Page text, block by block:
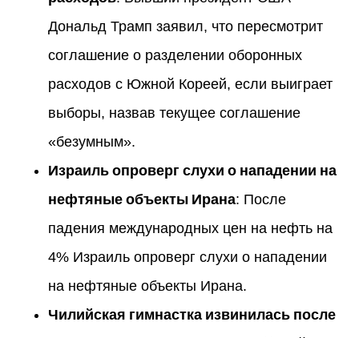
Дональд Трамп заявил, что пересмотрит
соглашение о разделении оборонных
расходов с Южной Кореей, если выиграет
выборы, назвав текущее соглашение
«безумным».
Израиль опроверг слухи о нападении на
нефтяные объекты Ирана: После
падения международных цен на нефть на
4% Израиль опроверг слухи о нападении
на нефтяные объекты Ирана.
Чилийская гимнастка извинилась после